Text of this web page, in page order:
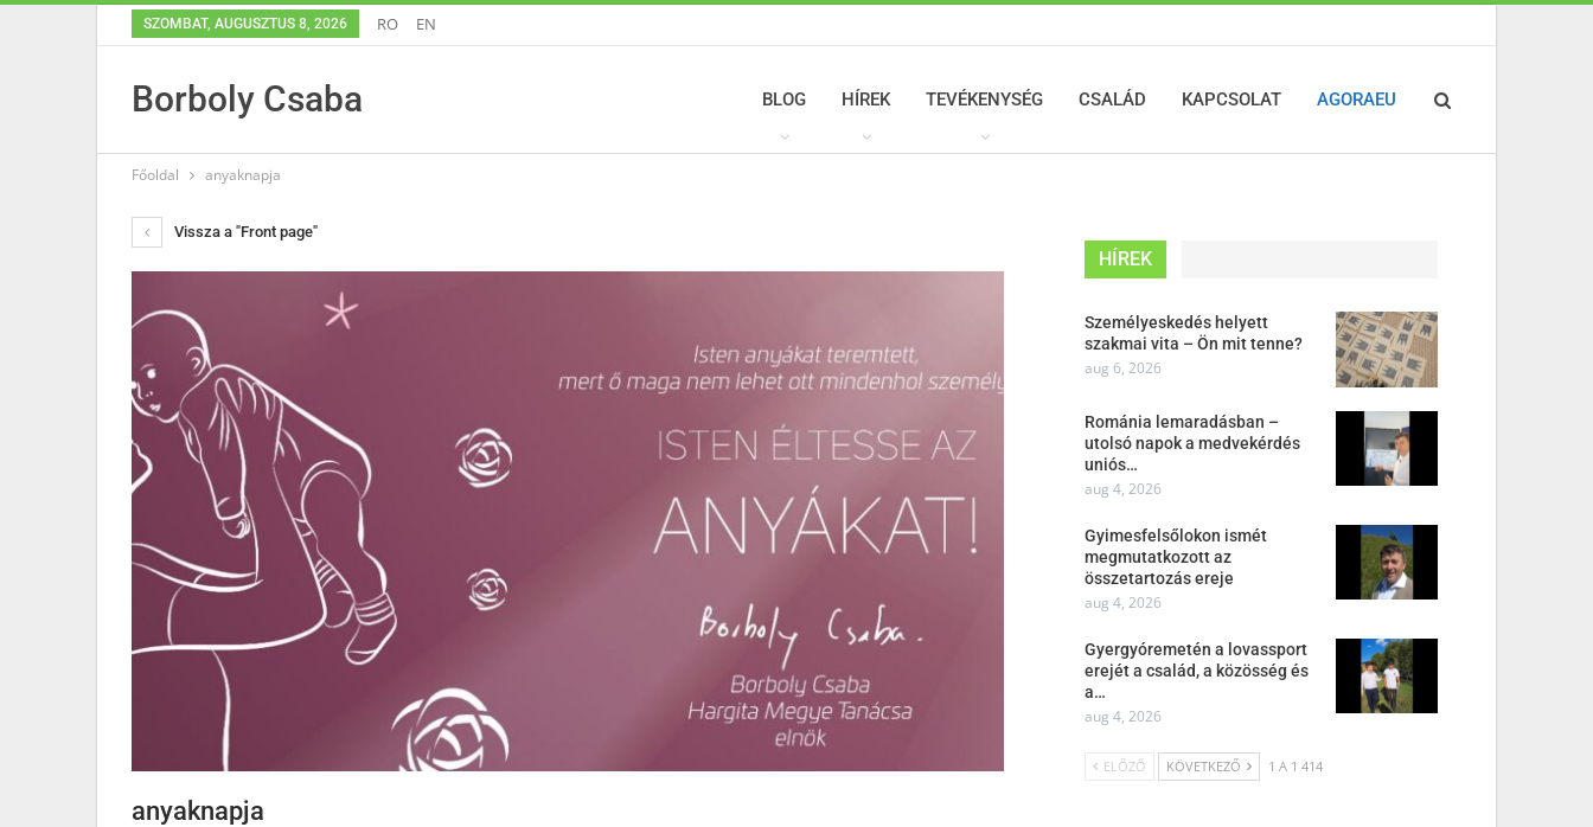
SZOMBAT, AUGUSZTUS 8, 2026 RO EN
Borboly Csaba BLOG HÍREK TEVÉKENYSÉG CSALÁD KAPCSOLAT AGORAEU
Főoldal anyaknapja
Vissza a "Front page"
anyaknapja
HÍREK
Személyeskedés helyett
szakmai vita – Ön mit tenne?
aug 6, 2026
Románia lemaradásban –
utolsó napok a medvekérdés
uniós…
aug 4, 2026
Gyimesfelsőlokon ismét
megmutatkozott az
összetartozás ereje
aug 4, 2026
Gyergyóremetén a lovassport
erejét a család, a közösség és
a…
aug 4, 2026
ELŐZŐ KÖVETKEZŐ 1 A 1 414